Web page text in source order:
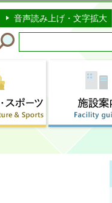
音声読み上げ・文字拡大